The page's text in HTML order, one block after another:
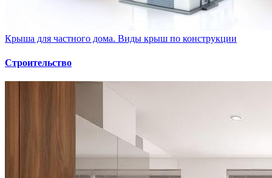
Крыша для частного дома. Виды крыш по конструкции
Строительство